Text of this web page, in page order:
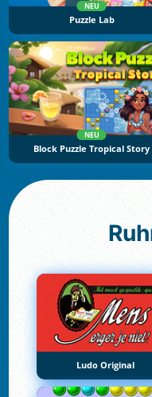
NEU
Puzzle Lab
NEU
Block Puzzle Tropical Story
Ludo Original